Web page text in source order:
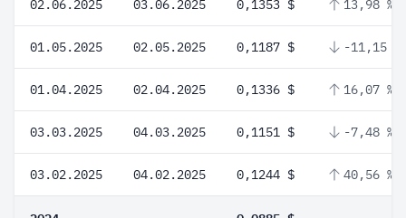
02.06.2025 03.06.2025 0,1353 $ 13,98 %
01.05.2025 02.05.2025 0,1187 $ -11,15 %
01.04.2025 02.04.2025 0,1336 $ 16,07 %
03.03.2025 04.03.2025 0,1151 $ -7,48 %
03.02.2025 04.02.2025 0,1244 $ 40,56 %